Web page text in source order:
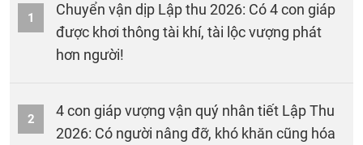
1
Chuyển vận dịp Lập thu 2026: Có 4 con giáp
được khơi thông tài khí, tài lộc vượng phát
hơn người!
2
4 con giáp vượng vận quý nhân tiết Lập Thu
2026: Có người nâng đỡ, khó khăn cũng hóa